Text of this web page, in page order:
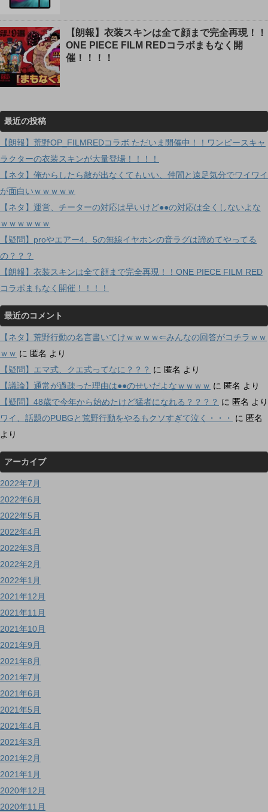
【朗報】衣装スキンは全て顔まで完全再現！！
ONE PIECE FILM REDコラボまもなく開
催！！！！
最近の投稿
【朗報】荒野OP_FILMREDコラボ ただいま開催中！！ワンピースキャ
ラクターの衣装スキンが大量登場！！！！
【ネタ】俺からしたら敵が出なくてもいい、仲間と遠足気分でワイワイ
が面白いｗｗｗｗｗ
【ネタ】運営、チーターの対応は早いけど●●の対応は全くしないよな
ｗｗｗｗｗｗ
【疑問】proやエアー4、5の無線イヤホンの音ラグは諦めてやってる
の？？？
【朗報】衣装スキンは全て顔まで完全再現！！ONE PIECE FILM RED
コラボまもなく開催！！！！
最近のコメント
【ネタ】荒野行動の名言書いてけｗｗｗｗ⇐みんなの回答がコチラｗｗ
ｗｗ に 匿名 より
【疑問】エマ式、クエ式ってなに？？？ に 匿名 より
【議論】通常が過疎った理由は●●のせいだよなｗｗｗｗ に 匿名 より
【疑問】48歳で今年から始めたけど猛者になれる？？？？ に 匿名 より
ワイ、話題のPUBGと荒野行動をやるもクソすぎて泣く・・・
に 匿名
より
アーカイブ
2022年7月
2022年6月
2022年5月
2022年4月
2022年3月
2022年2月
2022年1月
2021年12月
2021年11月
2021年10月
2021年9月
2021年8月
2021年7月
2021年6月
2021年5月
2021年4月
2021年3月
2021年2月
2021年1月
2020年12月
2020年11月